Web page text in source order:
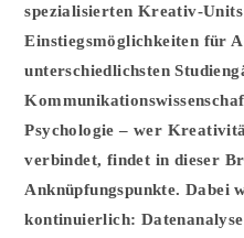
spezialisierten Kreativ-
Einstiegsmöglichkeiten für
unterschiedlichsten
Psychologie – wer
verbindet, findet in dieser
Anknüpfungspunkte. Dabei
kontinuierlich: